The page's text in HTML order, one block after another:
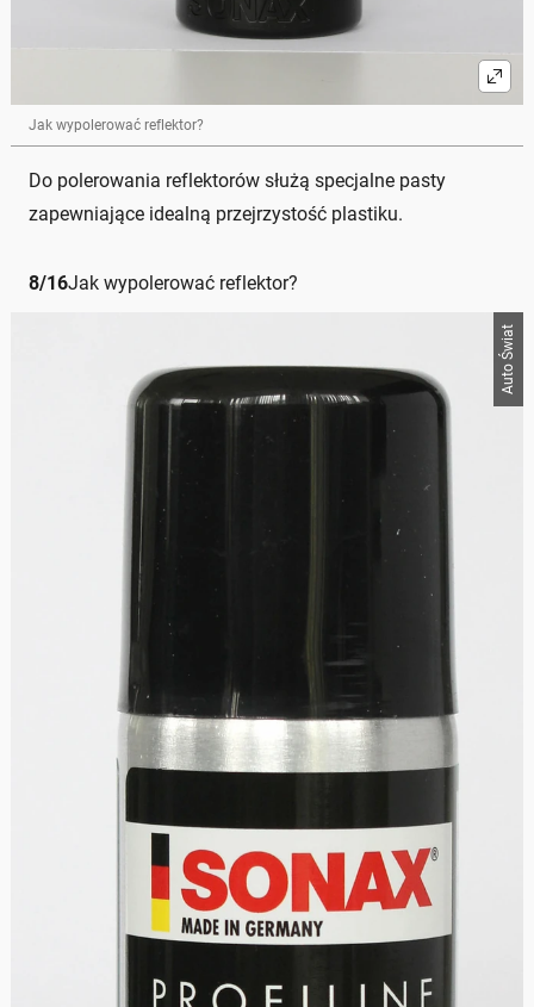
Jak wypolerować reflektor?
Do polerowania reflektorów służą specjalne pasty
zapewniające idealną przejrzystość plastiku.
8/16Jak wypolerować reflektor?
Auto Świat